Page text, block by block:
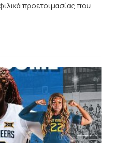
προετοιμασίας που